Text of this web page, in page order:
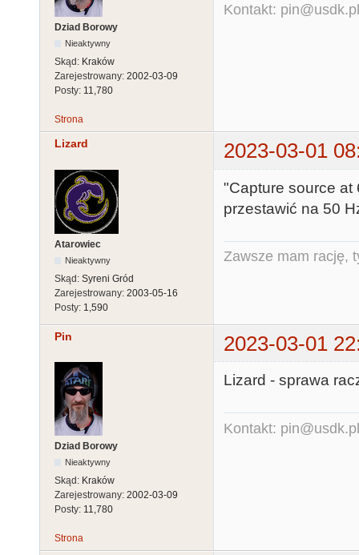
Dziad Borowy
Nieaktywny
Skąd: Kraków
Zarejestrowany: 2002-03-09
Posty: 11,780
Kontakt: pin@usdk.pl
Strona
Lizard 2023-03-01
Atarowiec
Nieaktywny
Skąd: Syreni Gród
Zarejestrowany: 2003-05-16
Posty: 1,590
"Capture source at
przestawić na 50
Zawsze mam rację,
Pin 2023-03-01
Dziad Borowy
Nieaktywny
Skąd: Kraków
Zarejestrowany: 2002-03-09
Posty: 11,780
Lizard - sprawa
Kontakt: pin@usdk.pl
Strona